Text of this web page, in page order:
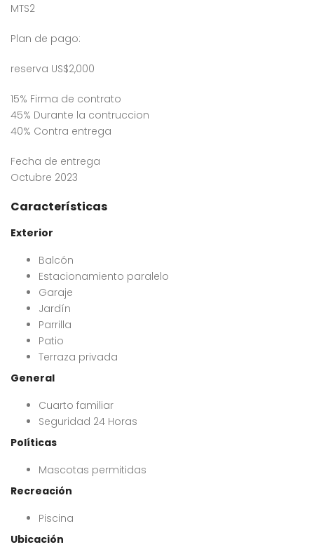
MTS2
Plan de pago:
reserva US$2,000
15% Firma de contrato
45% Durante la contruccion
40% Contra entrega
Fecha de entrega
Octubre 2023
Características
Exterior
Balcón
Estacionamiento paralelo
Garaje
Jardín
Parrilla
Patio
Terraza privada
General
Cuarto familiar
Seguridad 24 Horas
Políticas
Mascotas permitidas
Recreación
Piscina
Ubicación